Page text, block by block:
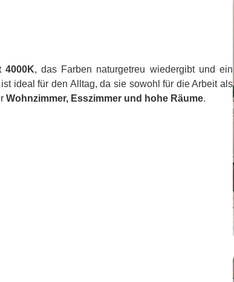
4000K, das Farben naturgetreu wiedergibt und ein
ideal für den Alltag, da sie sowohl für die Arbeit als
Wohnzimmer, Esszimmer und hohe Räume.